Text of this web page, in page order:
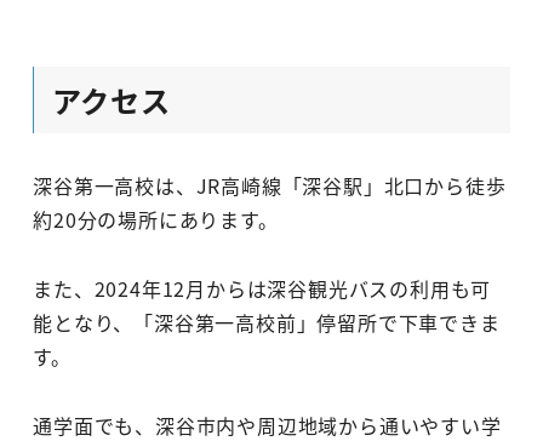
アクセス
深谷第一高校は、JR高崎線「深谷駅」北口から徒歩
約20分の場所にあります。
また、2024年12月からは深谷観光バスの利用も可
能となり、「深谷第一高校前」停留所で下車できま
す。
通学面でも、深谷市内や周辺地域から通いやすい学